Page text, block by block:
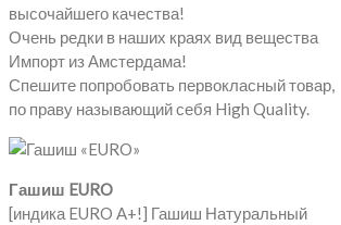
высочайшего качества!
Очень редки в наших краях вид вещества
Импорт из Амстердама!
Спешите попробовать первокласный товар,
по праву называющий себя High Quality.
Гашиш EURO
[индика EURO A+!] Гашиш Натуральный